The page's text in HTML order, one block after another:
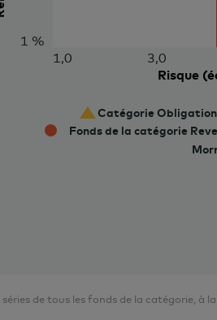
Risque
1,0 3,0
1 %
Catégorie
Fonds de la catégorie
de tous les fonds de la catégorie, à